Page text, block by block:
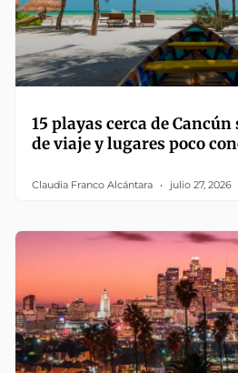
15 playas cerca de
de viaje y lugares poco
Claudia Franco Alcántara julio 27, 2026